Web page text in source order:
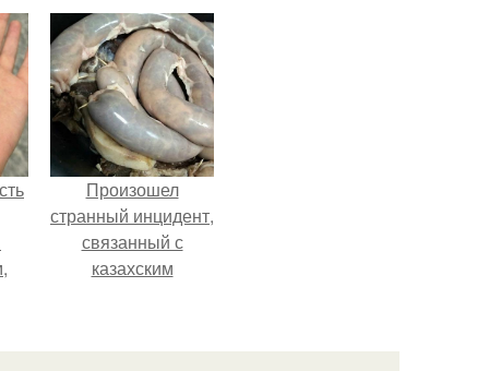
Произошел
странный инцидент,
связанный с
казахским